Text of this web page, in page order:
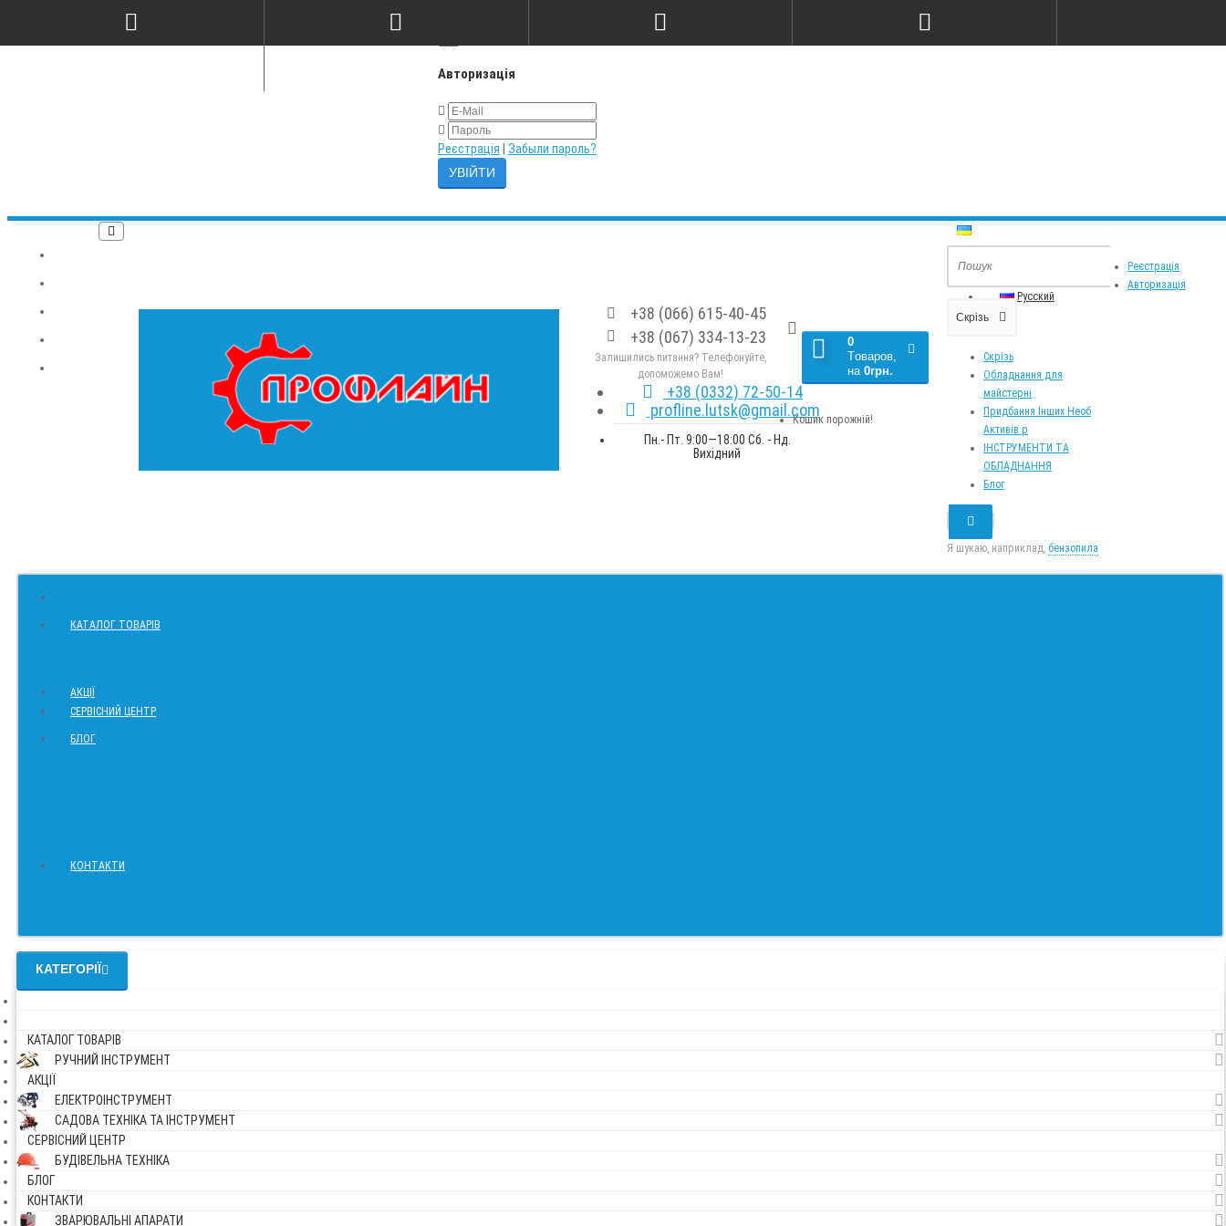
Авторизація
Реєстрація Забыли пароль?
Реєстрація
Авторизація
Русский
+38 (066) 615-40-45
+38 (067) 334-13-23
Залишились питання? Телефонуйте,
допоможемо Вам!
+38 (0332) 72-50-14
profline.lutsk@gmail.com
Пн.- Пт. 9:00—18:00 Сб. - Нд.
Вихідний
0
Tоваров,
на 0грн.
Кошик порожній!
Скрізь
Скрізь
Обладнання для
майстерні
Придбання Інших Необ
Активів р
ІНСТРУМЕНТИ ТА
ОБЛАДНАННЯ
Блог
Я шукаю, наприклад, бензопила
КАТАЛОГ ТОВАРІВ
АКЦІЇ
СЕРВІСНИЙ ЦЕНТР
БЛОГ
КОНТАКТИ
КАТЕГОРІЇ
КАТАЛОГ ТОВАРІВ
РУЧНИЙ ІНСТРУМЕНТ
АКЦІЇ
ЕЛЕКТРОІНСТРУМЕНТ
САДОВА ТЕХНІКА ТА ІНСТРУМЕНТ
СЕРВІСНИЙ ЦЕНТР
БУДІВЕЛЬНА ТЕХНІКА
БЛОГ
КОНТАКТИ
ЗВАРЮВАЛЬНІ АПАРАТИ